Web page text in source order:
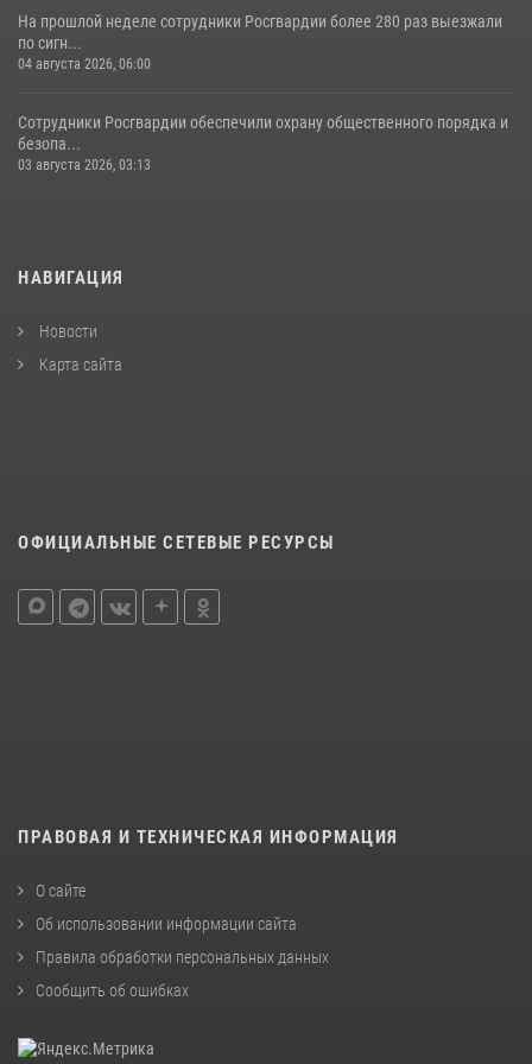
На прошлой неделе сотрудники Росгвардии более 280 раз выезжали
по сигн...
04 августа 2026, 06:00
Сотрудники Росгвардии обеспечили охрану общественного порядка и
безопа...
03 августа 2026, 03:13
НАВИГАЦИЯ
Новости
Карта сайта
ОФИЦИАЛЬНЫЕ СЕТЕВЫЕ РЕСУРСЫ
ПРАВОВАЯ И ТЕХНИЧЕСКАЯ ИНФОРМАЦИЯ
О сайте
Об использовании информации сайта
Правила обработки персональных данных
Сообщить об ошибках